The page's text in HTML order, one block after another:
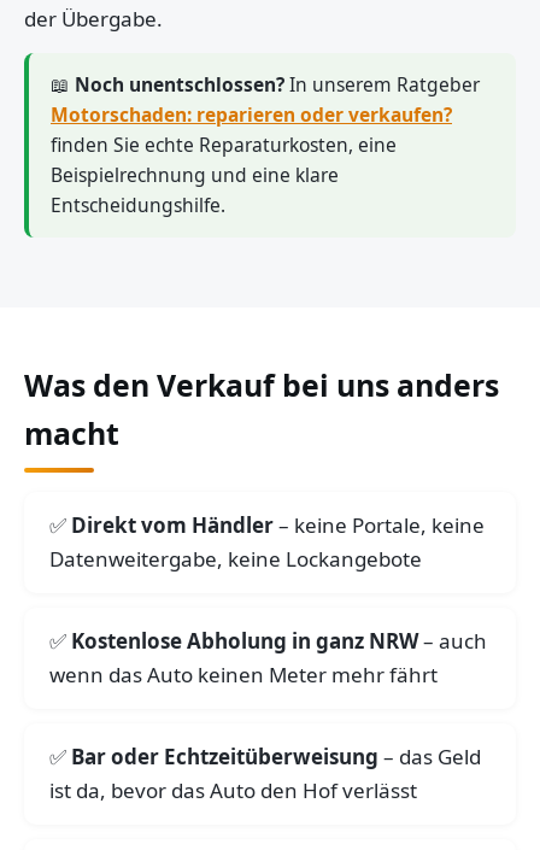
der Übergabe.
📖 Noch unentschlossen?In unserem Ratgeber
Motorschaden: reparieren oder verkaufen?
finden Sie echte Reparaturkosten, eine
Beispielrechnung und eine klare
Entscheidungshilfe.
Was den Verkauf bei uns anders
macht
Direkt vom Händler– keine Portale, keine
Datenweitergabe, keine Lockangebote
Kostenlose Abholung in ganz NRW– auch
wenn das Auto keinen Meter mehr fährt
Bar oder Echtzeitüberweisung – das Geld
ist da, bevor das Auto den Hof verlässt